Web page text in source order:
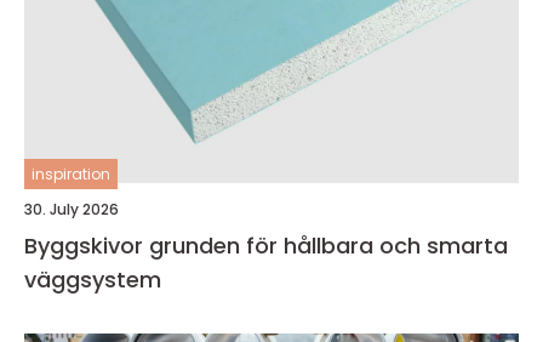
inspiration
30. July 2026
Byggskivor grunden för hållbara och smarta
väggsystem